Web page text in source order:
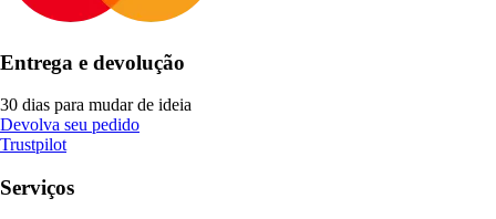
Entrega e devolução
30 dias para mudar de ideia
Devolva seu pedido
Trustpilot
Serviços